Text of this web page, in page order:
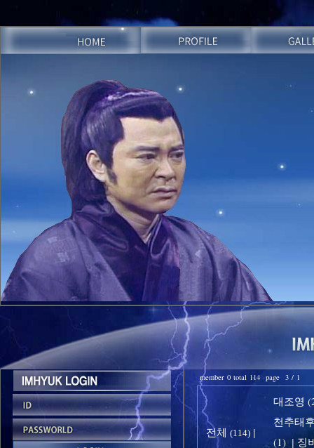
member 0 total 114 page 3 / 1
전체 (114) |
대조영
천추태
(1) | 징